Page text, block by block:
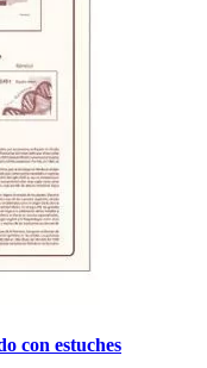
con estuches